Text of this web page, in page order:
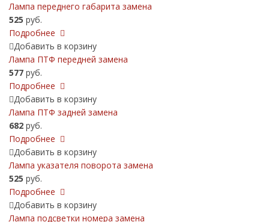
Лампа переднего габарита замена
525 руб.
Подробнее
Добавить в корзину
Лампа ПТФ передней замена
577 руб.
Подробнее
Добавить в корзину
Лампа ПТФ задней замена
682 руб.
Подробнее
Добавить в корзину
Лампа указателя поворота замена
525 руб.
Подробнее
Добавить в корзину
Лампа подсветки номера замена